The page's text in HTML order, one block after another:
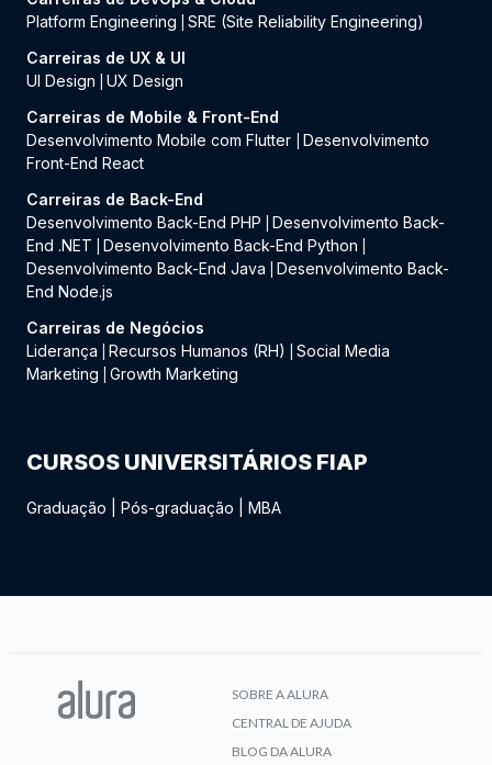
Platform Engineering
SRE (Site Reliability Engineering)
Carreiras de UX & UI
UI Design
UX Design
Carreiras de Mobile & Front-End
Desenvolvimento Mobile com Flutter
Desenvolvimento
Front-End React
Carreiras de Back-End
Desenvolvimento Back-End PHP
Desenvolvimento Back-
End .NET
Desenvolvimento Back-End Python
Desenvolvimento Back-End Java
Desenvolvimento Back-
End Node.js
Carreiras de Negócios
Liderança
Recursos Humanos (RH)
Social Media
Marketing
Growth Marketing
CURSOS UNIVERSITÁRIOS FIAP
Graduação Pós-graduação MBA
SOBRE A ALURA
CENTRAL DE AJUDA
BLOG DA ALURA